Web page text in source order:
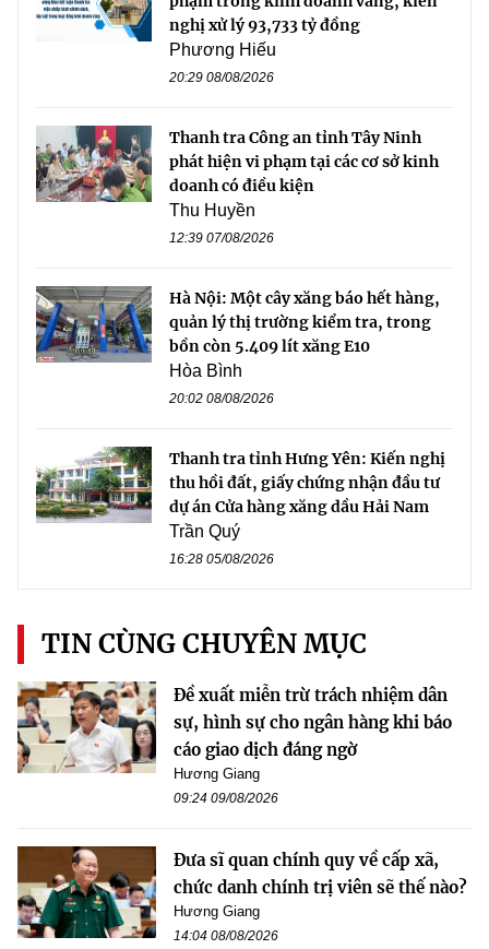
nghị xử lý 93,733 tỷ đồng
Phương Hiếu
20:29 08/08/2026
Thanh tra Công an tỉnh Tây Ninh
phát hiện vi phạm tại các cơ sở kinh
doanh có điều kiện
Thu Huyền
12:39 07/08/2026
Hà Nội: Một cây xăng báo hết hàng,
quản lý thị trường kiểm tra, trong
bồn còn 5.409 lít xăng E10
Hòa Bình
20:02 08/08/2026
Thanh tra tỉnh Hưng Yên: Kiến nghị
thu hồi đất, giấy chứng nhận đầu tư
dự án Cửa hàng xăng dầu Hải Nam
Trần Quý
16:28 05/08/2026
TIN CÙNG CHUYÊN MỤC
Đề xuất miễn trừ trách nhiệm dân
sự, hình sự cho ngân hàng khi báo
cáo giao dịch đáng ngờ
Hương Giang
09:24 09/08/2026
Đưa sĩ quan chính quy về cấp xã,
chức danh chính trị viên sẽ thế nào?
Hương Giang
14:04 08/08/2026